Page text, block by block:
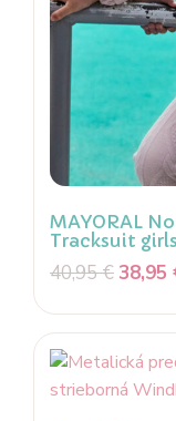
MAYORAL
Tracksuit girls
40,95€ 38,95